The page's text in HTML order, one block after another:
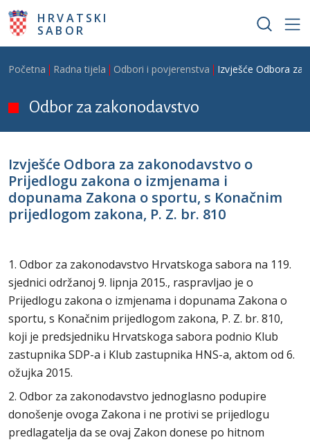
Skoči na glavni sadržaj
HRVATSKI
SABOR
Breadcrumb
Početna Radna tijela Odbori i povjerenstva Izvješće Odbora za
Odbor za zakonodavstvo
Izvješće Odbora za zakonodavstvo o
Prijedlogu zakona o izmjenama i
dopunama Zakona o sportu, s Konačnim
prijedlogom zakona, P. Z. br. 810
1. Odbor za zakonodavstvo Hrvatskoga sabora na 119.
sjednici održanoj 9. lipnja 2015., raspravljao je o
Prijedlogu zakona o izmjenama i dopunama Zakona o
sportu, s Konačnim prijedlogom zakona, P. Z. br. 810,
koji je predsjedniku Hrvatskoga sabora podnio Klub
zastupnika SDP-a i Klub zastupnika HNS-a, aktom od 6.
ožujka 2015.
2. Odbor za zakonodavstvo jednoglasno podupire
donošenje ovoga Zakona i ne protivi se prijedlogu
predlagatelja da se ovaj Zakon donese po hitnom